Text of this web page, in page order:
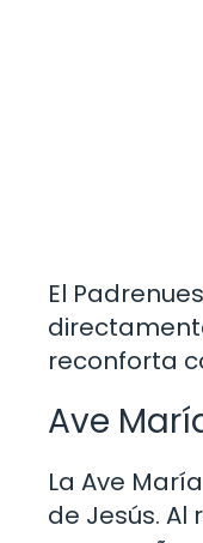
El
reconforta
Ave
La Ave
de Jesús.